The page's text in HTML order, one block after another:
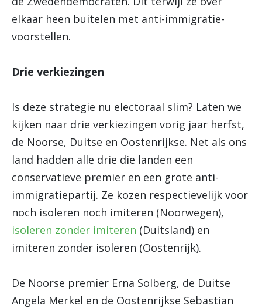
elkaar heen buitelen met anti-immigratie-
voorstellen.
Drie verkiezingen
Is deze strategie nu electoraal slim? Laten we
kijken naar drie verkiezingen vorig jaar herfst,
de Noorse, Duitse en Oostenrijkse. Net als ons
land hadden alle drie die landen een
conservatieve premier en een grote anti-
immigratiepartij. Ze kozen respectievelijk voor
noch isoleren noch imiteren (Noorwegen),
isoleren zonder imiteren (Duitsland) en
imiteren zonder isoleren (Oostenrijk).
De Noorse premier Erna Solberg, de Duitse
Angela Merkel en de Oostenrijkse Sebastian